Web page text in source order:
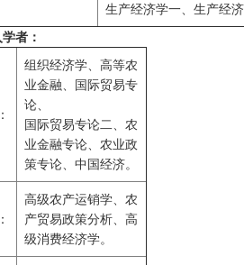
生产经济学一、生产经
者：
：
组织经济学、高等农
业金融、国际贸易专
论、
国际贸易专论二、农
业金融专论、农业政
策专论、中国经济。
高级农产运销学、农
产贸易政策分析、高
级消费经济学。